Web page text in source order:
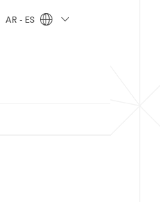
AR - ES